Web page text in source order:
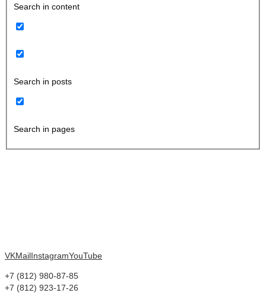
Search in content
Search in posts
Search in pages
VKMailInstagramYouTube
+7 (812) 980-87-85
+7 (812) 923-17-26